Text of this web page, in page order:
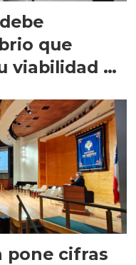
que
viabilidad de
pone cifras